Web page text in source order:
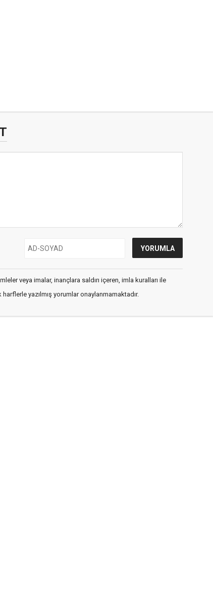
veya imalar, inançlara saldırı içeren, imla kuralları ile
yazılmış yorumlar onaylanmamaktadır.